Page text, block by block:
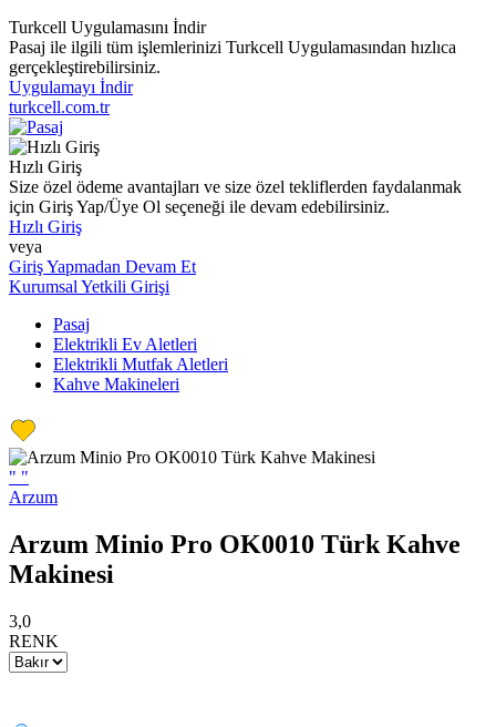
Turkcell Uygulamasını İndir
Pasaj ile ilgili tüm işlemlerinizi Turkcell Uygulamasından hızlıca
gerçekleştirebilirsiniz.
Uygulamayı İndir
turkcell.com.tr
Hızlı Giriş
Size özel ödeme avantajları ve size özel tekliflerden faydalanmak
için Giriş Yap/Üye Ol seçeneği ile devam edebilirsiniz.
Hızlı Giriş
veya
Giriş Yapmadan Devam Et
Kurumsal Yetkili Girişi
Pasaj
Elektrikli Ev Aletleri
Elektrikli Mutfak Aletleri
Kahve Makineleri
" "
Arzum
Arzum Minio Pro OK0010 Türk Kahve
Makinesi
3,0
RENK